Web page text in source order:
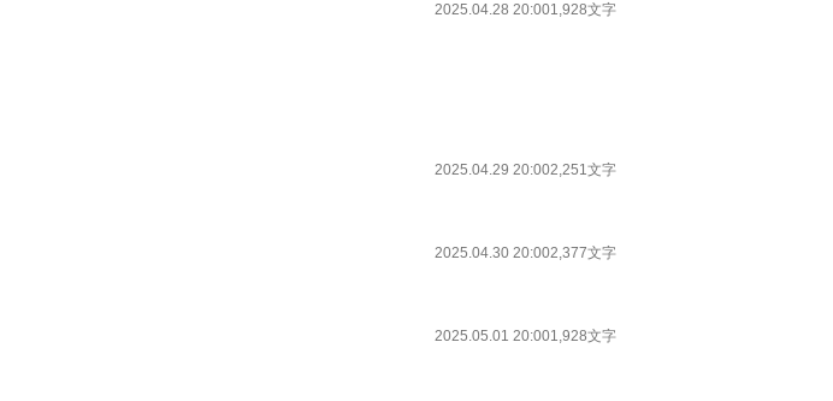
2025.04.28 20:001,928文字
2025.04.29 20:002,251文字
2025.04.30 20:002,377文字
2025.05.01 20:001,928文字